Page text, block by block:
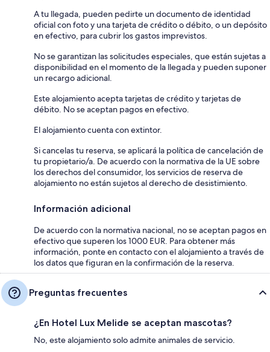
A tu llegada, pueden pedirte un documento de identidad
oficial con foto y una tarjeta de crédito o débito, o un depósito
en efectivo, para cubrir los gastos imprevistos.
No se garantizan las solicitudes especiales, que están sujetas a
disponibilidad en el momento de la llegada y pueden suponer
un recargo adicional.
Este alojamiento acepta tarjetas de crédito y tarjetas de
débito. No se aceptan pagos en efectivo.
El alojamiento cuenta con extintor.
Si cancelas tu reserva, se aplicará la política de cancelación de
tu propietario/a. De acuerdo con la normativa de la UE sobre
los derechos del consumidor, los servicios de reserva de
alojamiento no están sujetos al derecho de desistimiento.
Información adicional
De acuerdo con la normativa nacional, no se aceptan pagos en
efectivo que superen los 1000 EUR. Para obtener más
información, ponte en contacto con el alojamiento a través de
los datos que figuran en la confirmación de la reserva.
Preguntas frecuentes
¿En Hotel Lux Melide se aceptan mascotas?
No, este alojamiento solo admite animales de servicio.